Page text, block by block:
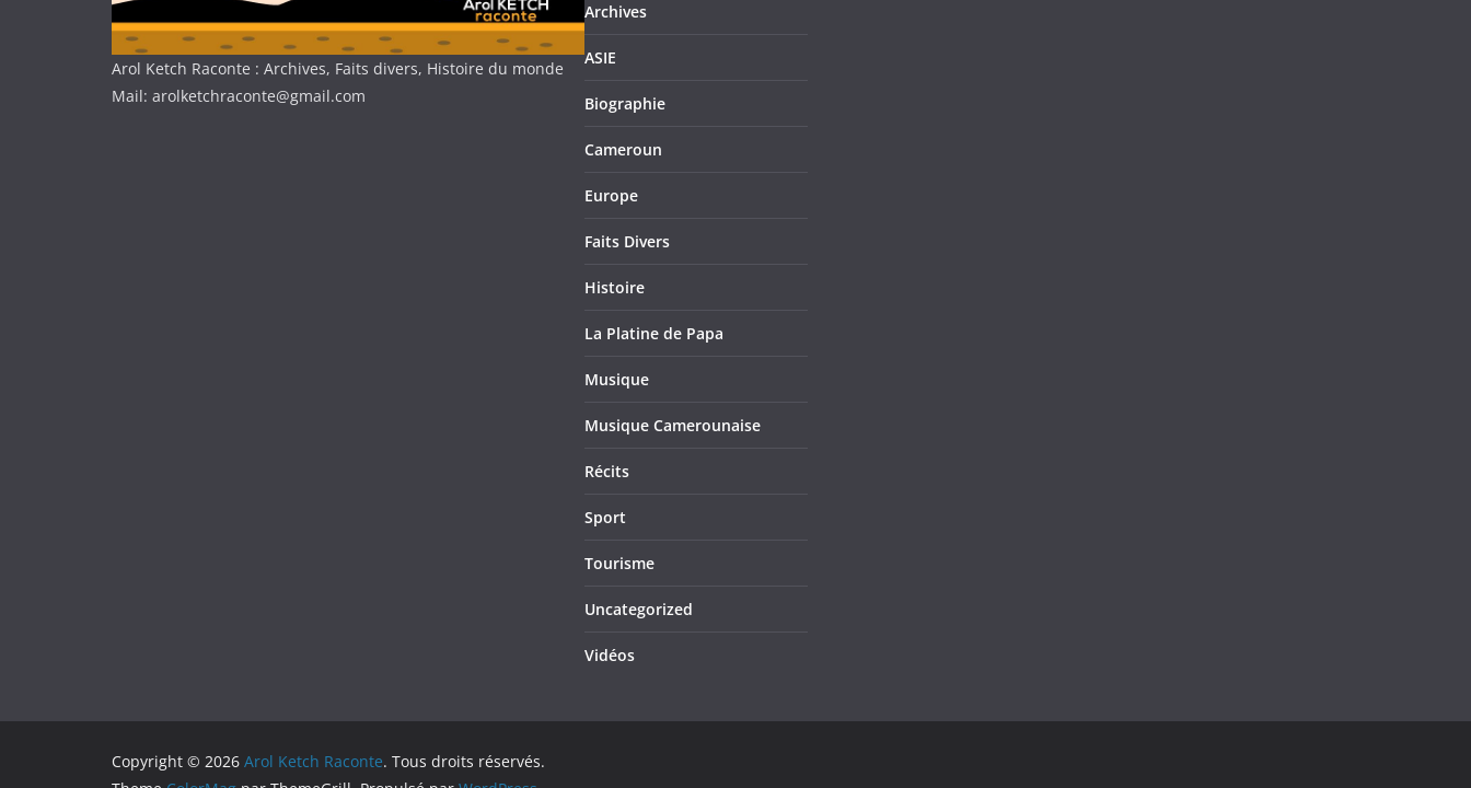
Arol Ketch Raconte : Archives, Faits divers, Histoire du monde
Mail: arolketchraconte@gmail.com
Archives
ASIE
Biographie
Cameroun
Europe
Faits Divers
Histoire
La Platine de Papa
Musique
Musique Camerounaise
Récits
Sport
Tourisme
Uncategorized
Vidéos
Copyright © 2026 Arol Ketch Raconte. Tous droits réservés.